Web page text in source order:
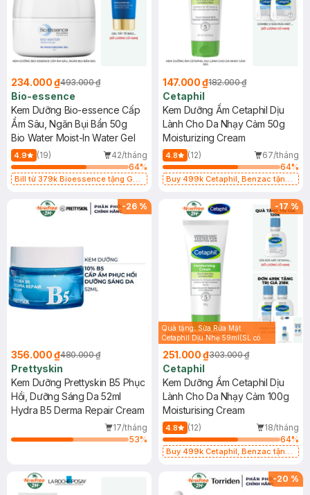
234.000 ₫493.000 ₫
Bio-essence
Kem Dưỡng Bio-essence Cấp
Ẩm Sâu, Ngăn Bụi Bẩn 50g
Bio Water Moist-In Water Gel
4.9 (19)
42/tháng
64%
Bill từ 379k Bioessence tặng Gel
147.000 ₫182.000 ₫
Cetaphil
Kem Dưỡng Ẩm Cetaphil Dịu
Lành Cho Da Nhạy Cảm 50g
Moisturizing Cream
4.8 (12)
67/tháng
64%
Buy 499k Cetaphil, Benzac tặng
-26 %
356.000 ₫480.000 ₫
Prettyskin
Kem Dưỡng Prettyskin B5 Phục
Hồi, Dưỡng Sáng Da 52ml
Hydra B5 Derma Repair Cream
17/tháng
53%
-17 %
Quà tặng: Sữa Rửa Mặt
Cetaphil Dịu Nhẹ 59ml(SL có
251.000 ₫303.000 ₫
Cetaphil
Kem Dưỡng Ẩm Cetaphil Dịu
Lành Cho Da Nhạy Cảm 100g
Moisturising Cream
4.8 (12)
18/tháng
64%
Buy 499k Cetaphil, Benzac tặng
-20 %